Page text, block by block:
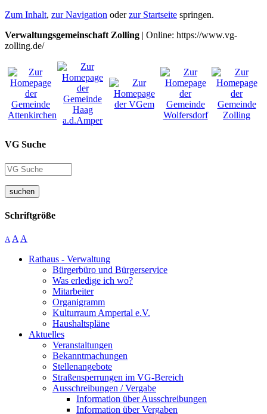
Zum Inhalt, zur Navigation oderzur Startseite springen.
Verwaltungsgemeinschaft Zolling | Online: https://www.vg-
zolling.de/
VG Suche
suchen
Schriftgröße
A A A
Rathaus - Verwaltung
Bürgerbüro und Bürgerservice
Was erledige ich wo?
Mitarbeiter
Organigramm
Kulturraum Ampertal e.V.
Haushaltspläne
Aktuelles
Veranstaltungen
Bekanntmachungen
Stellenangebote
Straßensperrungen im VG-Bereich
Ausschreibungen / Vergabe
Information über Ausschreibungen
Information über Vergaben